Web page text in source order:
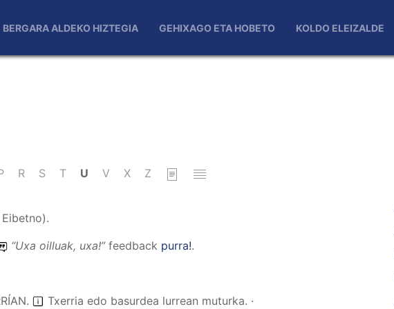
BERGARA ALDEKO HIZTEGIA GEHIXAGO ETA HOBETO KOLDO ELEIZALDE
R S T U V X Z
“Uxa oilluak, uxa!” feedback purra!.
.
Txerria edo basurdea lurrean muturka. ·